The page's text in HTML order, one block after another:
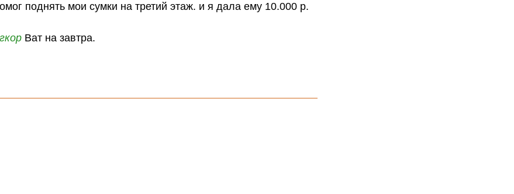
поднять мои сумки на третий этаж. и я дала ему 10.000 р.
Ват на завтра.